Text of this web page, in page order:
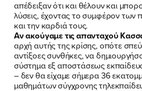
ΠΟΙΑ ΕΙΜΑΙ
ΕΡΓΟ
ΕΚΔΗΛΩΣΕΙΣ
απέδειξαν ότι και θέλουν και
λύσεις, έχοντας το συμφέρον των
και την καρδιά τους.
Αν ακούγαμε τις απανταχού
αρχή αυτής της κρίσης, οπότε
αντίξοες συνθήκες, να
σύστημα εξ αποστάσεως
– δεν θα είχαμε σήμερα 36
μαθημάτων σύγχρονης